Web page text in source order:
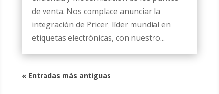
de venta. Nos complace anunciar la
integración de Pricer, líder mundial en
etiquetas electrónicas, con nuestro...
« Entradas más antiguas